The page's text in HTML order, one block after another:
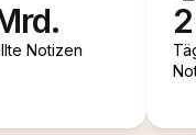
Notizen